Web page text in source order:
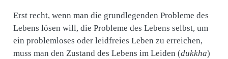
Erst recht, wenn man die grundlegenden Probleme des
Lebens lösen will, die Probleme des Lebens selbst, um
ein problemloses oder leidfreies Leben zu erreichen,
muss man den Zustand des Lebens im Leiden (dukkha)